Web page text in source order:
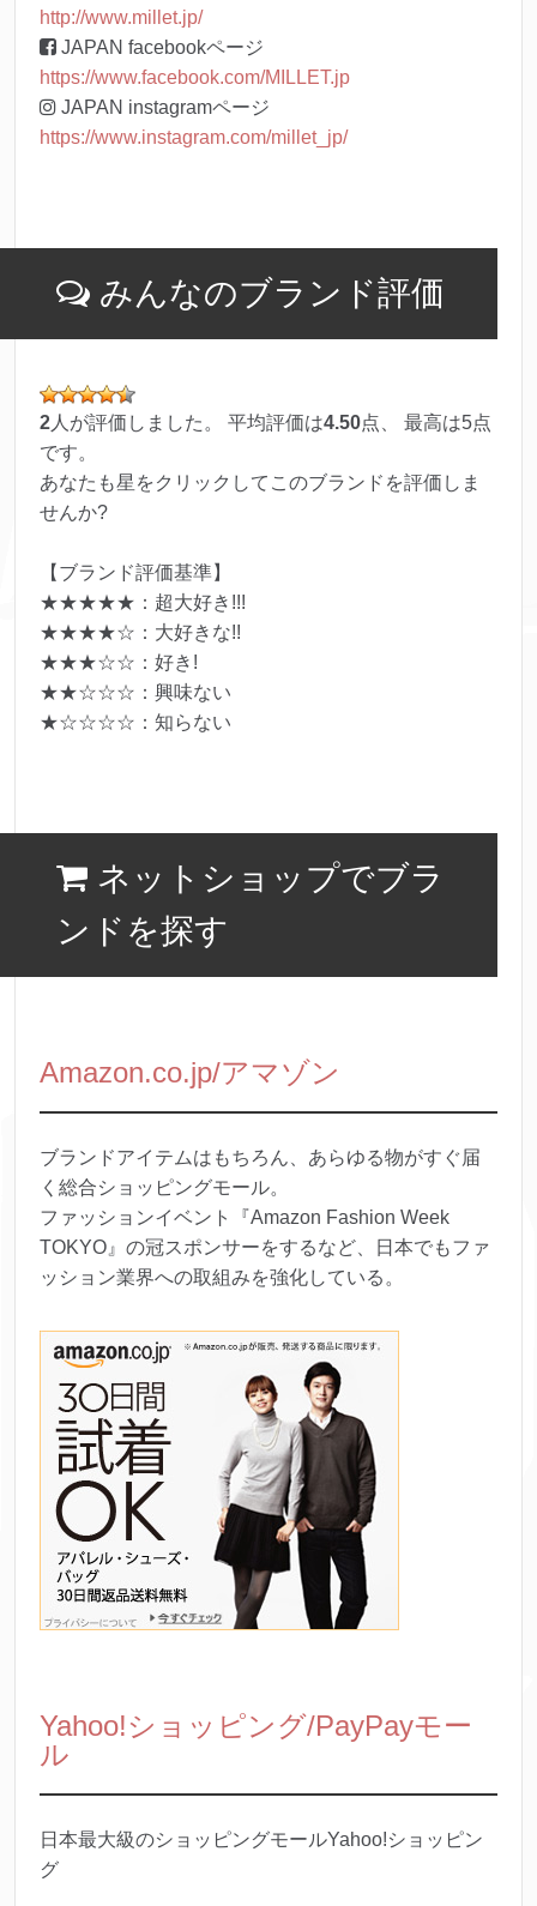
http://www.millet.jp/
JAPAN facebookページ
https://www.facebook.com/MILLET.jp
JAPAN instagramページ
https://www.instagram.com/millet_jp/
みんなのブランド評価
2 人が評価しました。 平均評価は4.50点、 最高は5点
です。
あなたも星をクリックしてこのブランドを評価しま
せんか?
【ブランド評価基準】
★★★★★：超大好き!!!
★★★★☆：大好きな!!
★★★☆☆：好き!
★★☆☆☆：興味ない
★☆☆☆☆：知らない
ネットショップでブラ
ンドを探す
Amazon.co.jp/アマゾン
ブランドアイテムはもちろん、あらゆる物がすぐ届
く総合ショッピングモール。
ファッションイベント『Amazon Fashion Week
TOKYO』の冠スポンサーをするなど、日本でもファ
ッション業界への取組みを強化している。
Yahoo!ショッピング/PayPayモー
ル
日本最大級のショッピングモールYahoo!ショッピン
グ